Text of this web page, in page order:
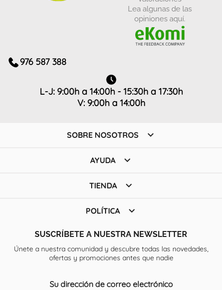
Lea algunas de las
opiniones aquí.
976 587 388
L-J: 9:00h a 14:00h - 15:30h a 17:30h
V: 9:00h a 14:00h
SOBRE NOSOTROS 
AYUDA 
TIENDA 
POLÍTICA 
SUSCRÍBETE A NUESTRA NEWSLETTER
Únete a nuestra comunidad y descubre todas las novedades,
ofertas y promociones antes que nadie
Su dirección de correo electrónico